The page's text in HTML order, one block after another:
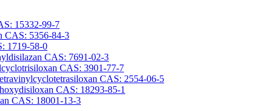
15332-99-7
CAS: 5356-84-3
1719-58-0
CAS: 7691-02-3
CAS: 3901-77-7
CAS: 2554-06-5
CAS: 18293-85-1
CAS: 18001-13-3